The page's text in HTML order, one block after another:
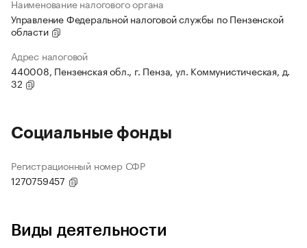
Наименование налогового органа
Управление Федеральной налоговой службы по Пензенской
области
Адрес налоговой
440008, Пензенская обл., г. Пенза, ул. Коммунистическая, д.
32
Социальные фонды
Регистрационный номер СФР
1270759457
Виды деятельности